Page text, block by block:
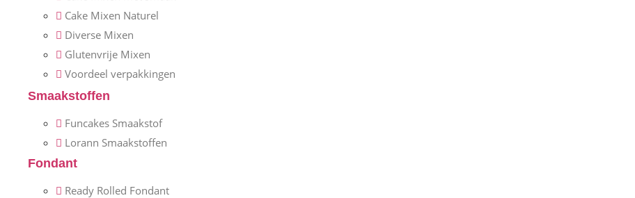
Cake Mixen Naturel
Diverse Mixen
Glutenvrije Mixen
Voordeel verpakkingen
Smaakstoffen
Funcakes Smaakstof
Lorann Smaakstoffen
Fondant
Ready Rolled Fondant